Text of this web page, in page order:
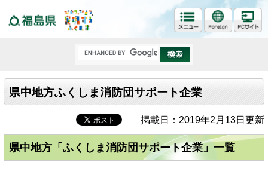
県中地方ふくしま消防団サポート企業
掲載日：2019年2月13日更新
県中地方「ふくしま消防団サポート企業」一覧